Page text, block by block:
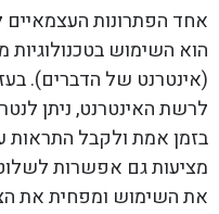
אחד הפתרונות העצמאיים
(אינטרנט של הדברים).
לרשת האינטרנט, ניתן
בזמן אמת ולקבל התראות
מציעות גם אפשרות
את השימוש ומפחית את